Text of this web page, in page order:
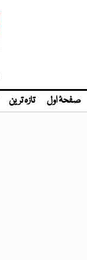
صفحۂ اول تازہ ترین